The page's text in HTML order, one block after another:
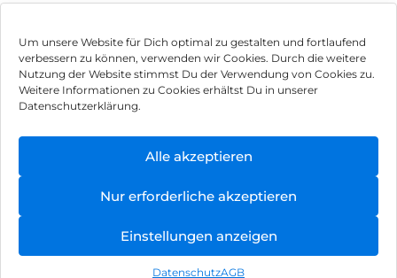
Um unsere Website für Dich optimal zu gestalten und fortlaufend
verbessern zu können, verwenden wir Cookies. Durch die weitere
Nutzung der Website stimmst Du der Verwendung von Cookies zu.
Weitere Informationen zu Cookies erhältst Du in unserer
Datenschutzerklärung.
Alle akzeptieren
Nur erforderliche akzeptieren
Einstellungen anzeigen
DatenschutzAGB
Impressum
Hinweis zur Batterieentsorgung
Newsletter